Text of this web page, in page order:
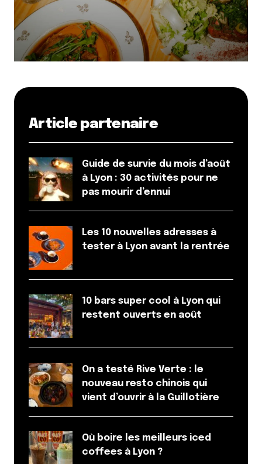
Article partenaire
Guide de survie du mois d’août
à Lyon : 30 activités pour ne
pas mourir d’ennui
Les 10 nouvelles adresses à
tester à Lyon avant la rentrée
10 bars super cool à Lyon qui
restent ouverts en août
On a testé Rive Verte : le
nouveau resto chinois qui
vient d’ouvrir à la Guillotière
Où boire les meilleurs iced
coffees à Lyon ?